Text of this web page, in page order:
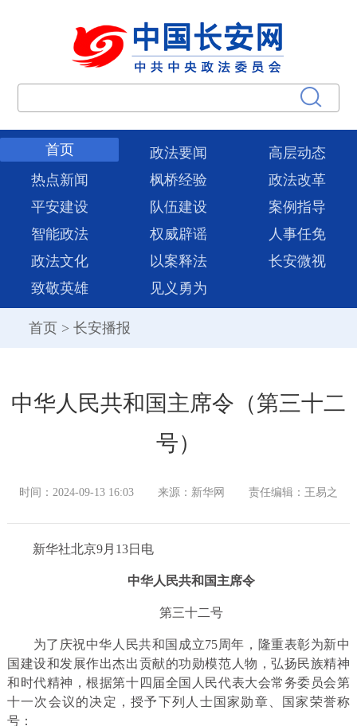
首页 政法要闻
高层动态
热点新闻
枫桥经验
政法改革
平安建设
队伍建设
案例指导
智能政法
权威辟谣
人事任免
政法文化
以案释法
长安微视
致敬英雄
见义勇为
首页 > 长安播报
中华人民共和国主席令（第三十二
号）
时间：2024-09-13 16:03 来源：新华网 责任编辑：王易之
新华社北京9月13日电
中华人民共和国主席令
第三十二号
为了庆祝中华人民共和国成立75周年，隆重表彰为新中
国建设和发展作出杰出贡献的功勋模范人物，弘扬民族精神
和时代精神，根据第十四届全国人民代表大会常务委员会第
十一次会议的决定，授予下列人士国家勋章、国家荣誉称
号：